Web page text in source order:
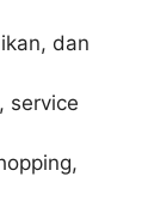
dan
service